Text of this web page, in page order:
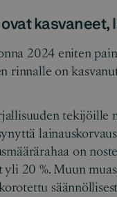
2024 eniten
rinnalle on
tekijöille
on
20 %. Muun